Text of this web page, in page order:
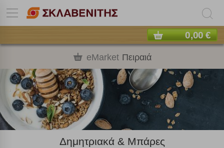
0,00 €
eMarket Πειραιά
Δημητριακά & Μπάρες